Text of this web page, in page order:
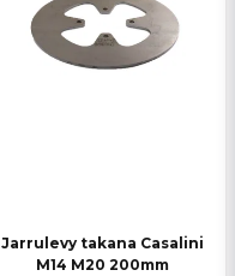
Jarrulevy takana Casalini
M14 M20 200mm